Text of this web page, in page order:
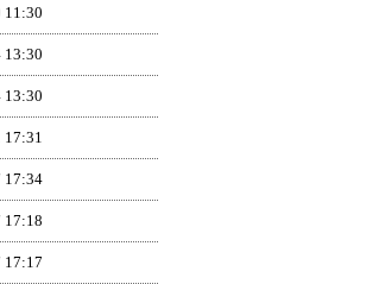
11:30
13:30
13:30
17:31
17:34
17:18
17:17